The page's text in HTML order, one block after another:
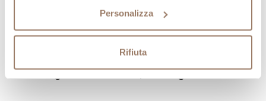
Personalizza
Rifiuta
(kartoffel), rafano e senape. Ma i Frankfurter
Würstel sono anche l’ingrediente principe della
zuppa di lenticchie che si prepara nella città